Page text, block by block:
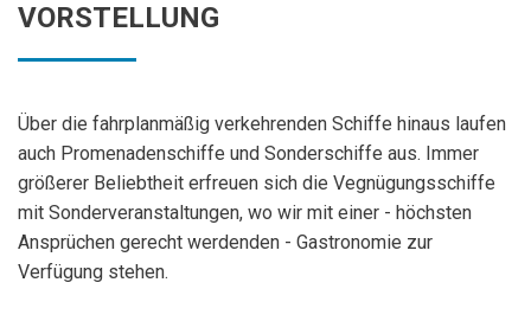
VORSTELLUNG
Über die fahrplanmäßig verkehrenden Schiffe hinaus laufen
auch Promenadenschiffe und Sonderschiffe aus. Immer
größerer Beliebtheit erfreuen sich die Vegnügungsschiffe
mit Sonderveranstaltungen, wo wir mit einer - höchsten
Ansprüchen gerecht werdenden - Gastronomie zur
Verfügung stehen.